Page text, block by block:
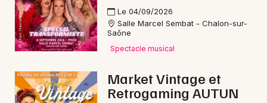
71 - Saône-et-Loire
Choisir mes départements
Le 04/09/2026
Salle Marcel Sembat - Chalon-sur-
Saône
Spectacle musical
Market Vintage et
Retrogaming AUTUN